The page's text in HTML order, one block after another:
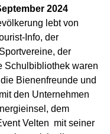
2024
lebt von
Info, der
der
Schulbibliothek waren
Bienenfreunde und
den Unternehmen
dem
Velten mit seiner